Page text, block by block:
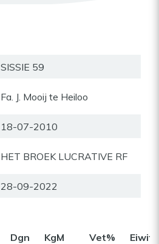
SISSIE 59
Fa. J. Mooij te Heiloo
18-07-2010
HET BROEK LUCRATIVE RF
28-09-2022
Dgn KgM Vet%